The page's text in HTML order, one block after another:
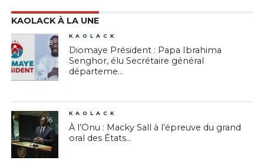
KAOLACK À LA UNE
8
KAOLACK
Diomaye Président : Papa Ibrahima
Senghor, élu Secrétaire général
départeme...
16
KAOLACK
À l’Onu : Macky Sall à l’épreuve du grand
oral des États...